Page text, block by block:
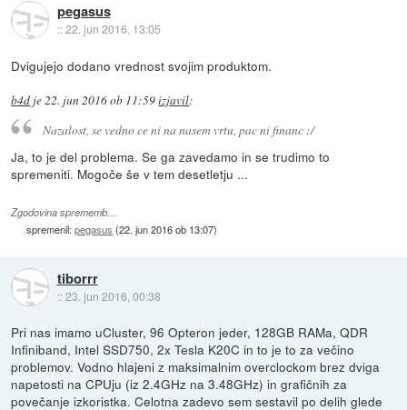
pegasus
::22. jun 2016, 13:05
Dvigujejo dodano vrednost svojim produktom.
b4d je22. jun 2016 ob 11:59izjavil:
Nazalost, se vedno ce ni na nasem vrtu, pac ni financ :/
Ja, to je del problema. Se ga zavedamo in se trudimo to
spremeniti. Mogoče še v tem desetletju ...
Zgodovina sprememb…
spremenil:pegasus (22. jun 2016 ob 13:07)
tiborrr
::23. jun 2016, 00:38
Pri nas imamo uCluster, 96 Opteron jeder, 128GB RAMa, QDR
Infiniband, Intel SSD750, 2x Tesla K20C in to je to za večino
problemov. Vodno hlajeni z maksimalnim overclockom brez dviga
napetosti na CPUju (iz 2.4GHz na 3.48GHz) in grafičnih za
povečanje izkoristka. Celotna zadevo sem sestavil po delih glede